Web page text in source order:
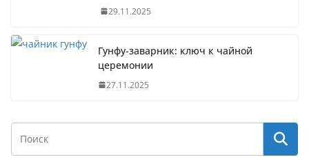
29.11.2025
Гунфу-заварник: ключ к чайной
церемонии
27.11.2025